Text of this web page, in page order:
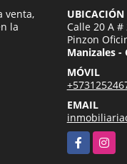
venta,
la
UBICACIÓN
Calle 20 A #
Pinzon
Manizales -
MÓVIL
EMAIL
Facebook